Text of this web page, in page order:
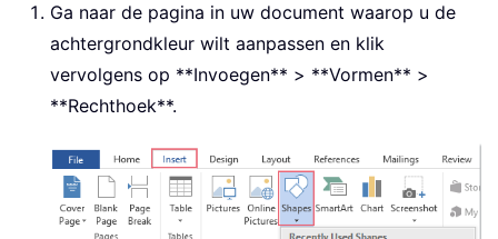
Ga naar de pagina in uw document waarop u de
achtergrondkleur wilt aanpassen en klik
vervolgens op **Invoegen** > **Vormen** >
**Rechthoek**.